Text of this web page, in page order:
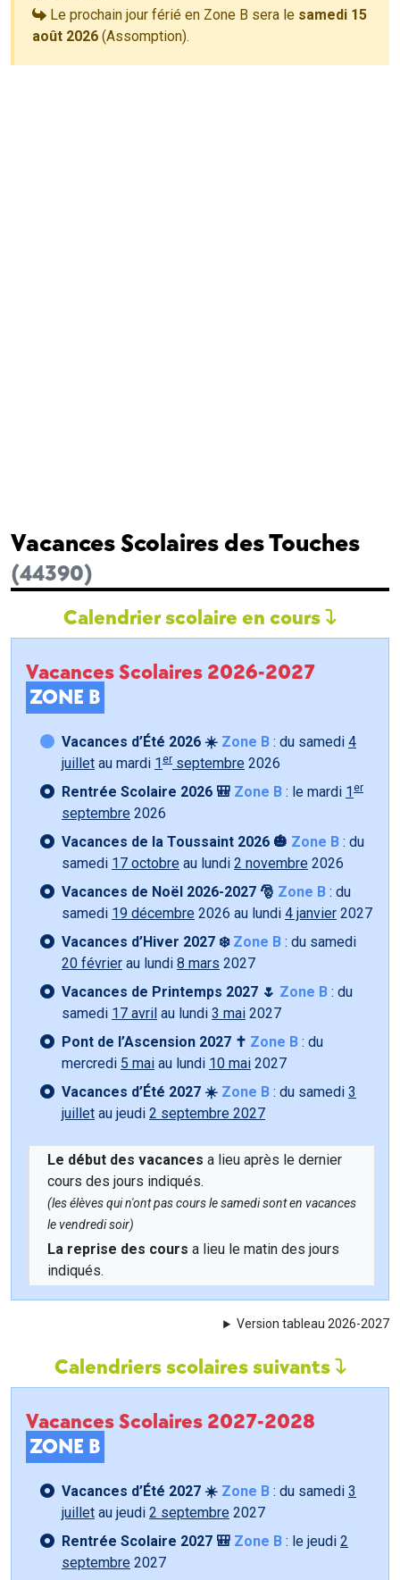
Le prochain jour férié en Zone B sera le samedi 15
août 2026 (Assomption).
Vacances Scolaires des Touches
(44390)
Calendrier scolaire en cours
Vacances Scolaires 2026-2027
ZONE B
Vacances d’Été 2026 ☀️ Zone B : du samedi 4
juillet au mardi 1 er septembre 2026
Rentrée Scolaire 2026 🎒 Zone B : le mardi 1 er
septembre 2026
Vacances de la Toussaint 2026 🎃 Zone B : du
samedi 17 octobre au lundi 2 novembre 2026
Vacances de Noël 2026-2027 🎅 Zone B : du
samedi 19 décembre 2026 au lundi 4 janvier 2027
Vacances d’Hiver 2027 ❄️ Zone B : du samedi
20 février au lundi 8 mars 2027
Vacances de Printemps 2027 🌷 Zone B : du
samedi 17 avril au lundi 3 mai 2027
Pont de l’Ascension 2027 ✝️ Zone B : du
mercredi 5 mai au lundi 10 mai 2027
Vacances d’Été 2027 ☀️ Zone B : du samedi 3
juillet au jeudi 2 septembre 2027
Le début des vacances a lieu après le dernier
cours des jours indiqués.
(les élèves qui n'ont pas cours le samedi sont en vacances
le vendredi soir)
La reprise des cours a lieu le matin des jours
indiqués.
Version tableau 2026-2027
Calendriers scolaires suivants
Vacances Scolaires 2027-2028
ZONE B
Vacances d’Été 2027 ☀️ Zone B : du samedi 3
juillet au jeudi 2 septembre 2027
Rentrée Scolaire 2027 🎒 Zone B : le jeudi 2
septembre 2027